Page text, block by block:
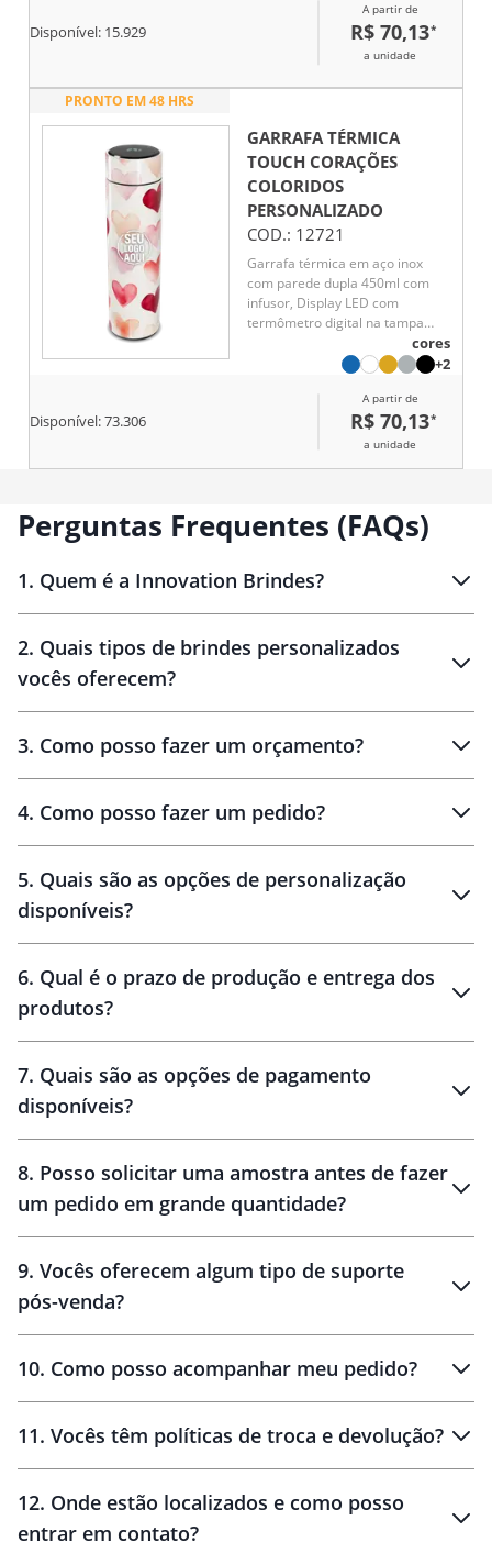
Disponível: 15.929
A partir de
R$ 70,13*
a unidade
PRONTO EM 48 HRS
GARRAFA TÉRMICA
TOUCH CORAÇÕES
COLORIDOS
PERSONALIZADO
COD.: 12721
Garrafa térmica em aço inox
com parede dupla 450ml com
infusor, Display LED com
termômetro digital na tampa
para indicar a temperatura do
líquido, Conserva líquido quente
cores
+2
Disponível:73.306
A partir de
R$ 70,13*
a unidade
Perguntas Frequentes (FAQs)
1. Quem é a Innovation Brindes?
Brindes personalizados
2. Quais tipos de brindes personalizados
vocês oferecem?
personalizados
3. Como posso fazer um orçamento?
brinde
personalização
4. Como posso fazer um pedido?
amostra virtual
5. Quais são as opções de personalização
disponíveis?
6. Qual é o prazo de produção e entrega dos
produtos?
10 dias
brinde
48 horas
7. Quais são as opções de pagamento
disponíveis?
8. Posso solicitar uma amostra antes de fazer
um pedido em grande quantidade?
amostras
9. Vocês oferecem algum tipo de suporte
pós-venda?
10. Como posso acompanhar meu pedido?
11. Vocês têm políticas de troca e devolução?
30 dias
12. Onde estão localizados e como posso
entrar em contato?